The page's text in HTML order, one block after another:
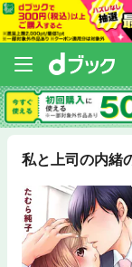
私と上司の内緒